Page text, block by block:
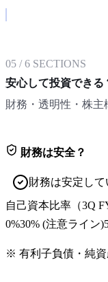
05 /6 SECTIONS
安心して投資できる
財務・透明性・株主
財務は安全？
財務は安定して
自己資本比率 （3Q
0%30% (注意ライン)
※ 有利子負債・純資